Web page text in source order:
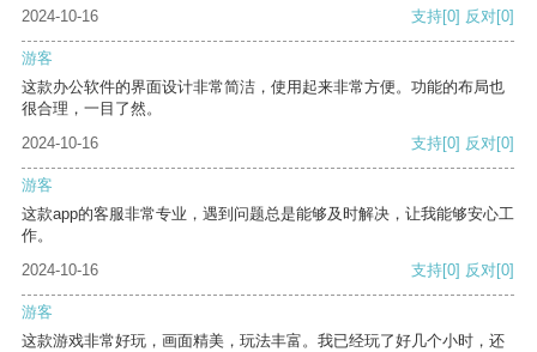
2024-10-16 支持[0] 反对[0]
游客
这款办公软件的界面设计非常简洁，使用起来非常方便。功能的布局也
很合理，一目了然。
2024-10-16
支持[0] 反对[0]
游客
这款app的客服非常专业，遇到问题总是能够及时解决，让我能够安心工
作。
2024-10-16
支持[0] 反对[0]
游客
这款游戏非常好玩，画面精美，玩法丰富。我已经玩了好几个小时，还